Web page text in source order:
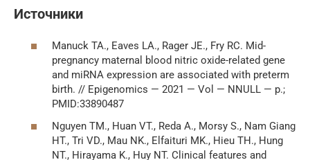
Источники
Manuck TA., Eaves LA., Rager JE., Fry RC. Mid-
pregnancy maternal blood nitric oxide-related gene
and miRNA expression are associated with preterm
birth. // Epigenomics — 2021 — Vol — NNULL — p.;
PMID:33890487
Nguyen TM., Huan VT., Reda A., Morsy S., Nam Giang
HT., Tri VD., Mau NK., Elfaituri MK., Hieu TH., Hung
NT., Hirayama K., Huy NT. Clinical features and